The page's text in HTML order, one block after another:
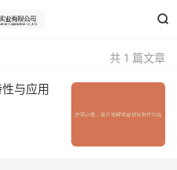

共 1 篇文章
与应用